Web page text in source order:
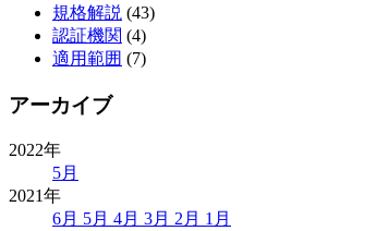
規格解説 (43)
認証機関 (4)
適用範囲 (7)
アーカイブ
2022年
5月
2021年
6月 5月 4月 3月 2月 1月